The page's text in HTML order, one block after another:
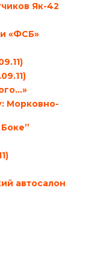
Як-42
«ФСБ»
Морковно-
автосалон